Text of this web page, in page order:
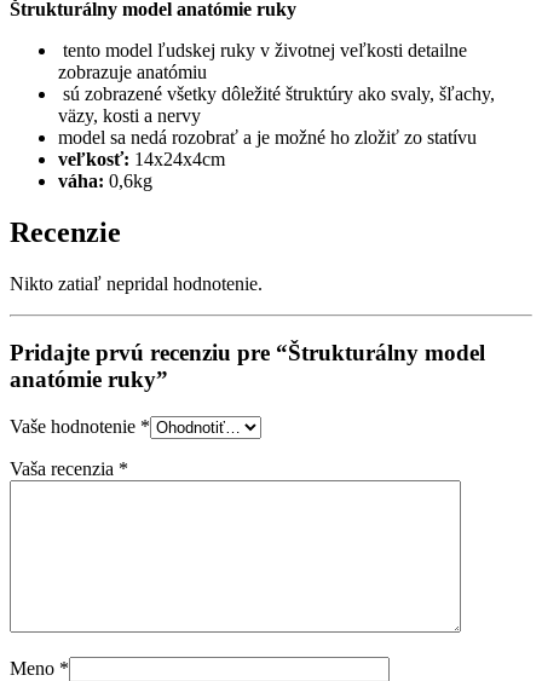
Štrukturálny model anatómie ruky
tento model ľudskej ruky v životnej veľkosti detailne
zobrazuje anatómiu
sú zobrazené všetky dôležité štruktúry ako svaly, šľachy,
väzy, kosti a nervy
model sa nedá rozobrať a je možné ho zložiť zo statívu
veľkosť: 14x24x4cm
váha: 0,6kg
Recenzie
Nikto zatiaľ nepridal hodnotenie.
Pridajte prvú recenziu pre “Štrukturálny model
anatómie ruky”
Vaše hodnotenie *
Vaša recenzia *
Meno *